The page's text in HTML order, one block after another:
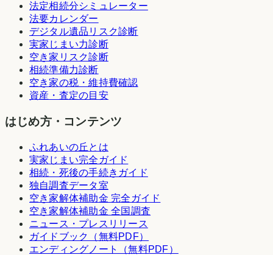
法定相続分シミュレーター
法要カレンダー
デジタル遺品リスク診断
実家じまい力診断
空き家リスク診断
相続準備力診断
空き家の税・維持費確認
資産・査定の目安
はじめ方・コンテンツ
ふれあいの丘とは
実家じまい完全ガイド
相続・死後の手続きガイド
独自調査データ室
空き家解体補助金 完全ガイド
空き家解体補助金 全国調査
ニュース・プレスリリース
ガイドブック（無料PDF）
エンディングノート（無料PDF）